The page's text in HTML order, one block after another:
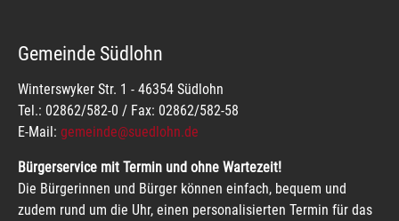
Gemeinde Südlohn
Winterswyker Str. 1 - 46354 Südlohn
Tel.: 02862/582-0 / Fax: 02862/582-58
E-Mail: gemeinde@suedlohn.de
Bürgerservice mit Termin und ohne Wartezeit!
Die Bürgerinnen und Bürger können einfach, bequem und
zudem rund um die Uhr, einen personalisierten Termin für das